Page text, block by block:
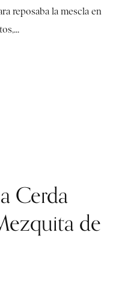
reposaba la mescla en
Cerda
de